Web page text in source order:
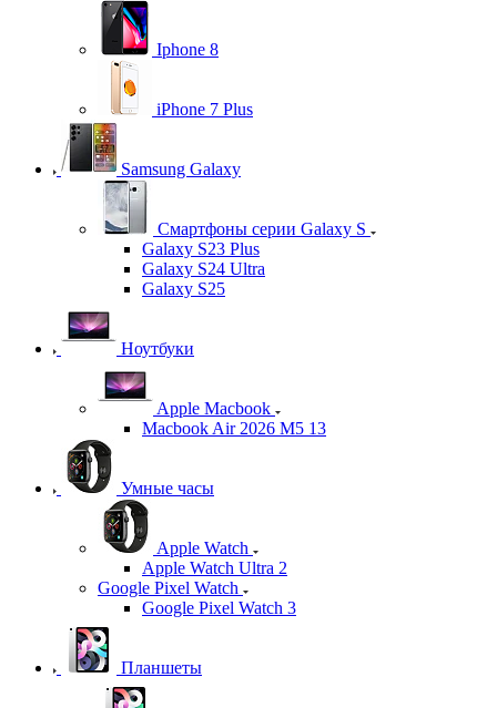
Iphone 8
iPhone 7 Plus
Samsung Galaxy
Смартфоны серии Galaxy S
Galaxy S23 Plus
Galaxy S24 Ultra
Galaxy S25
Ноутбуки
Apple Macbook
Macbook Air 2026 M5 13
Умные часы
Apple Watch
Apple Watch Ultra 2
Google Pixel Watch
Google Pixel Watch 3
Планшеты